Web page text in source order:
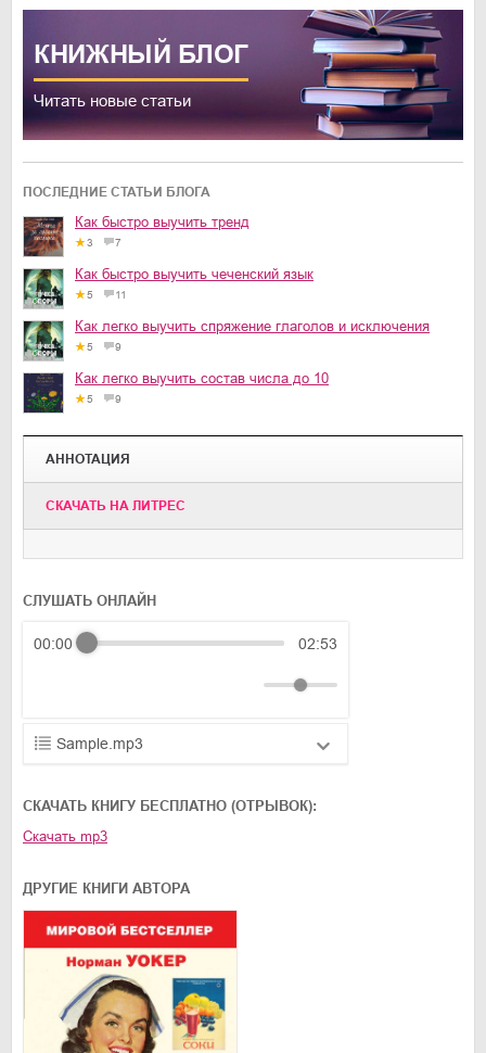
КНИЖНЫЙ БЛОГ
Читать новые статьи
ПОСЛЕДНИЕ СТАТЬИ БЛОГА
Как быстро выучить тренд
3 7
Как быстро выучить чеченский язык
5 11
Как легко выучить спряжение глаголов и исключения
5 9
Как легко выучить состав числа до 10
5 9
АННОТАЦИЯ
CКАЧАТЬ НА ЛИТРЕС
СЛУШАТЬ ОНЛАЙН
00:00 02:53
Sample.mp3
20:50
CКАЧАТЬ КНИГУ БЕСПЛАТНО (ОТРЫВОК):
Скачать mp3
ДРУГИЕ КНИГИ АВТОРА